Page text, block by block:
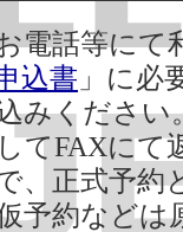
電話等にて
込書 」に必
みください
てFAXにて
、正式予約
予約などは